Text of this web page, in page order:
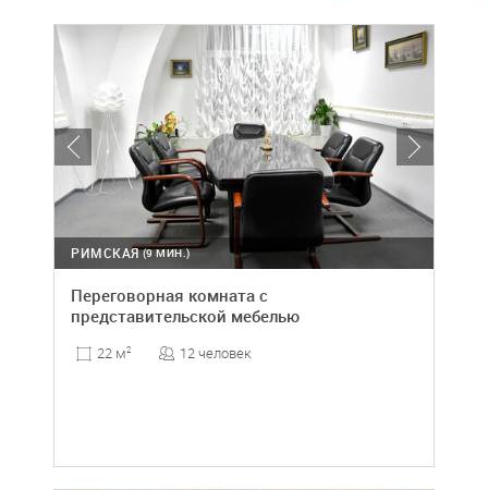
(9 МИН.)
РИМСКАЯ
Переговорная комната с
представительской мебелью
22 м2 12 человек